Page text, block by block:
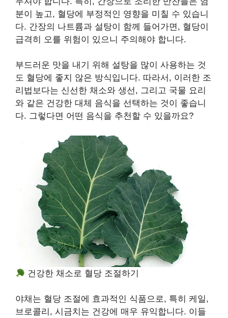
분이 높고, 혈당에 부정적인 영향을 미칠 수 있습니
다. 간장의 나트륨과 설탕이 함께 들어가면, 혈당이
급격히 오를 위험이 있으니 주의해야 합니다.
부드러운 맛을 내기 위해 설탕을 많이 사용하는 것
도 혈당에 좋지 않은 방식입니다. 따라서, 이러한 조
리법보다는 신선한 채소와 생선, 그리고 국물 요리
와 같은 건강한 대체 음식을 선택하는 것이 좋습니
다. 그렇다면 어떤 음식을 추천할 수 있을까요?
건강한 채소로 혈당 조절하기
야채는 혈당 조절에 효과적인 식품으로, 특히 케일,
브로콜리, 시금치는 건강에 매우 유익합니다. 이들